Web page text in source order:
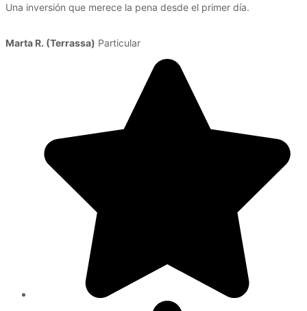
Una inversión que merece la pena desde el primer día.
Marta R. (Terrassa) Particular